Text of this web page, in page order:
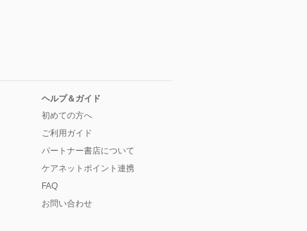
ヘルプ＆ガイド
初めての方へ
ご利用ガイド
パートナー書店について
ケアネットポイント連携
FAQ
お問い合わせ